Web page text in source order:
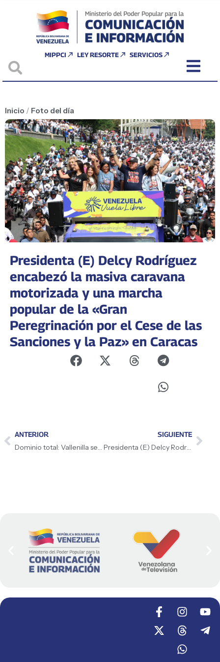
MIPPCI LEY RESORTE SERVICIOS
Inicio / Foto del día
Presidenta (E) Delcy Rodríguez
encabezó la masiva caravana
motorizada y una marcha
popular de la «Gran
Peregrinación por el Cese de las
Sanciones y la Paz» en Caracas
ANTERIOR
Dominio total: Vallenilla se cuelga tres oros en el Panamericano de Pesas
SIGUIENTE
Presidenta (E) Delcy Rodríguez anuncia que el ingreso mínimo integral alcanzará el equivalente a 240 dólares